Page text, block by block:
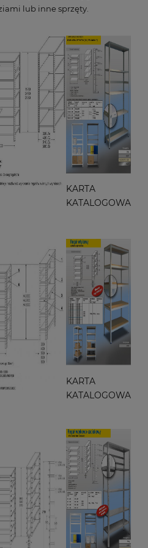
lub inne sprzęty.
KARTA
KATALOGOWA
KARTA
KATALOGOWA